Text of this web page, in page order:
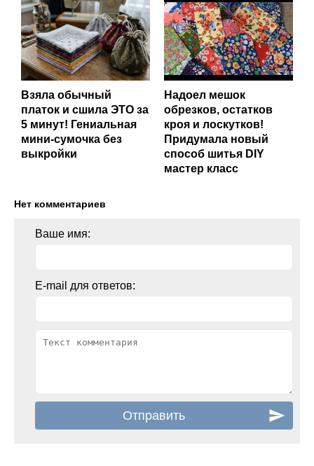
Взяла обычный
платок и сшила ЭТО за
5 минут! Гениальная
мини-сумочка без
выкройки
Надоел мешок
обрезков, остатков
кроя и лоскутков!
Придумала новый
способ шитья DIY
мастер класс
Нет комментариев
Ваше имя:
E-mail для ответов: